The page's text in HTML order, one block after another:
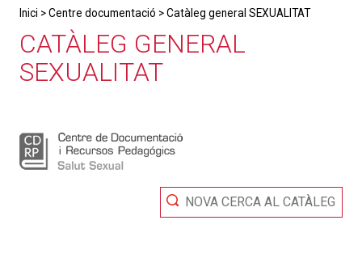
Inici >Centre documentació >Catàleg general SEXUALITAT
CATÀLEG GENERAL
SEXUALITAT
NOVA CERCA AL CATÀLEG